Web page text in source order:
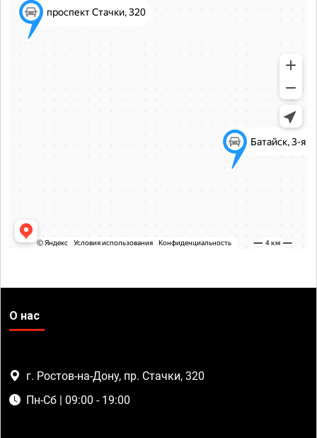
О нас
г. Ростов-на-Дону, пр. Стачки, 320
Пн-Сб | 09:00 - 19:00